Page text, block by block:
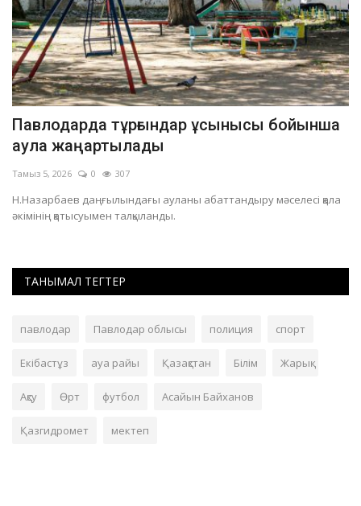
Павлодарда тұрғындар ұсынысы бойынша
аула жаңартылады
Тамыз 5, 2026 0 307
Н.Назарбаев даңғылындағы ауланы абаттандыру мәселесі қала
әкімінің қатысуымен талқыланды.
ТАНЫМАЛ ТЕГТЕР
павлодар Павлодар облысы полиция спорт
Екібастұз ауа райы Қазақстан Білім Жарық
Ақсу Өрт футбол Асайын Байханов
Қазгидромет мектеп